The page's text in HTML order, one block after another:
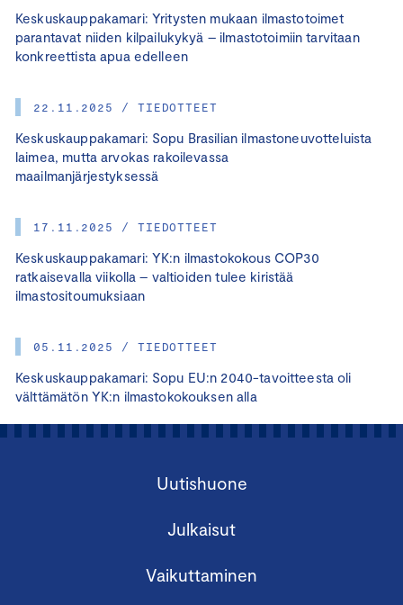
Keskuskauppakamari: Yritysten mukaan ilmastotoimet
parantavat niiden kilpailukykyä – ilmastotoimiin tarvitaan
konkreettista apua edelleen
22.11.2025 / TIEDOTTEET
Keskuskauppakamari: Sopu Brasilian ilmastoneuvotteluista
laimea, mutta arvokas rakoilevassa
maailmanjärjestyksessä
17.11.2025 / TIEDOTTEET
Keskuskauppakamari: YK:n ilmastokokous COP30
ratkaisevalla viikolla – valtioiden tulee kiristää
ilmastositoumuksiaan
05.11.2025 / TIEDOTTEET
Keskuskauppakamari: Sopu EU:n 2040-tavoitteesta oli
välttämätön YK:n ilmastokokouksen alla
Uutishuone
Julkaisut
Vaikuttaminen